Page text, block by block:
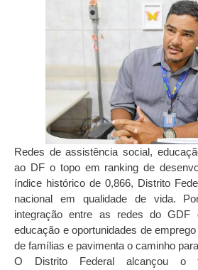
Redes de assistência social,
ao DF o topo em ranking de
índice histórico de 0,866, Distrito
nacional em qualidade de vida.
integração entre as redes do GDF
educação e oportunidades de
de famílias e pavimenta o caminho
O Distrito Federal alcançou